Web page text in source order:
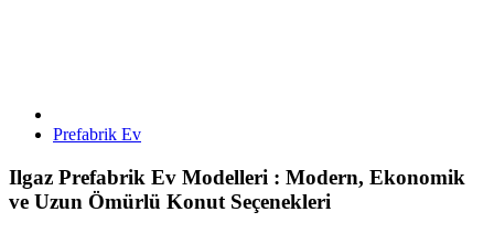
Prefabrik Ev
Ilgaz Prefabrik Ev Modelleri : Modern, Ekonomik
ve Uzun Ömürlü Konut Seçenekleri